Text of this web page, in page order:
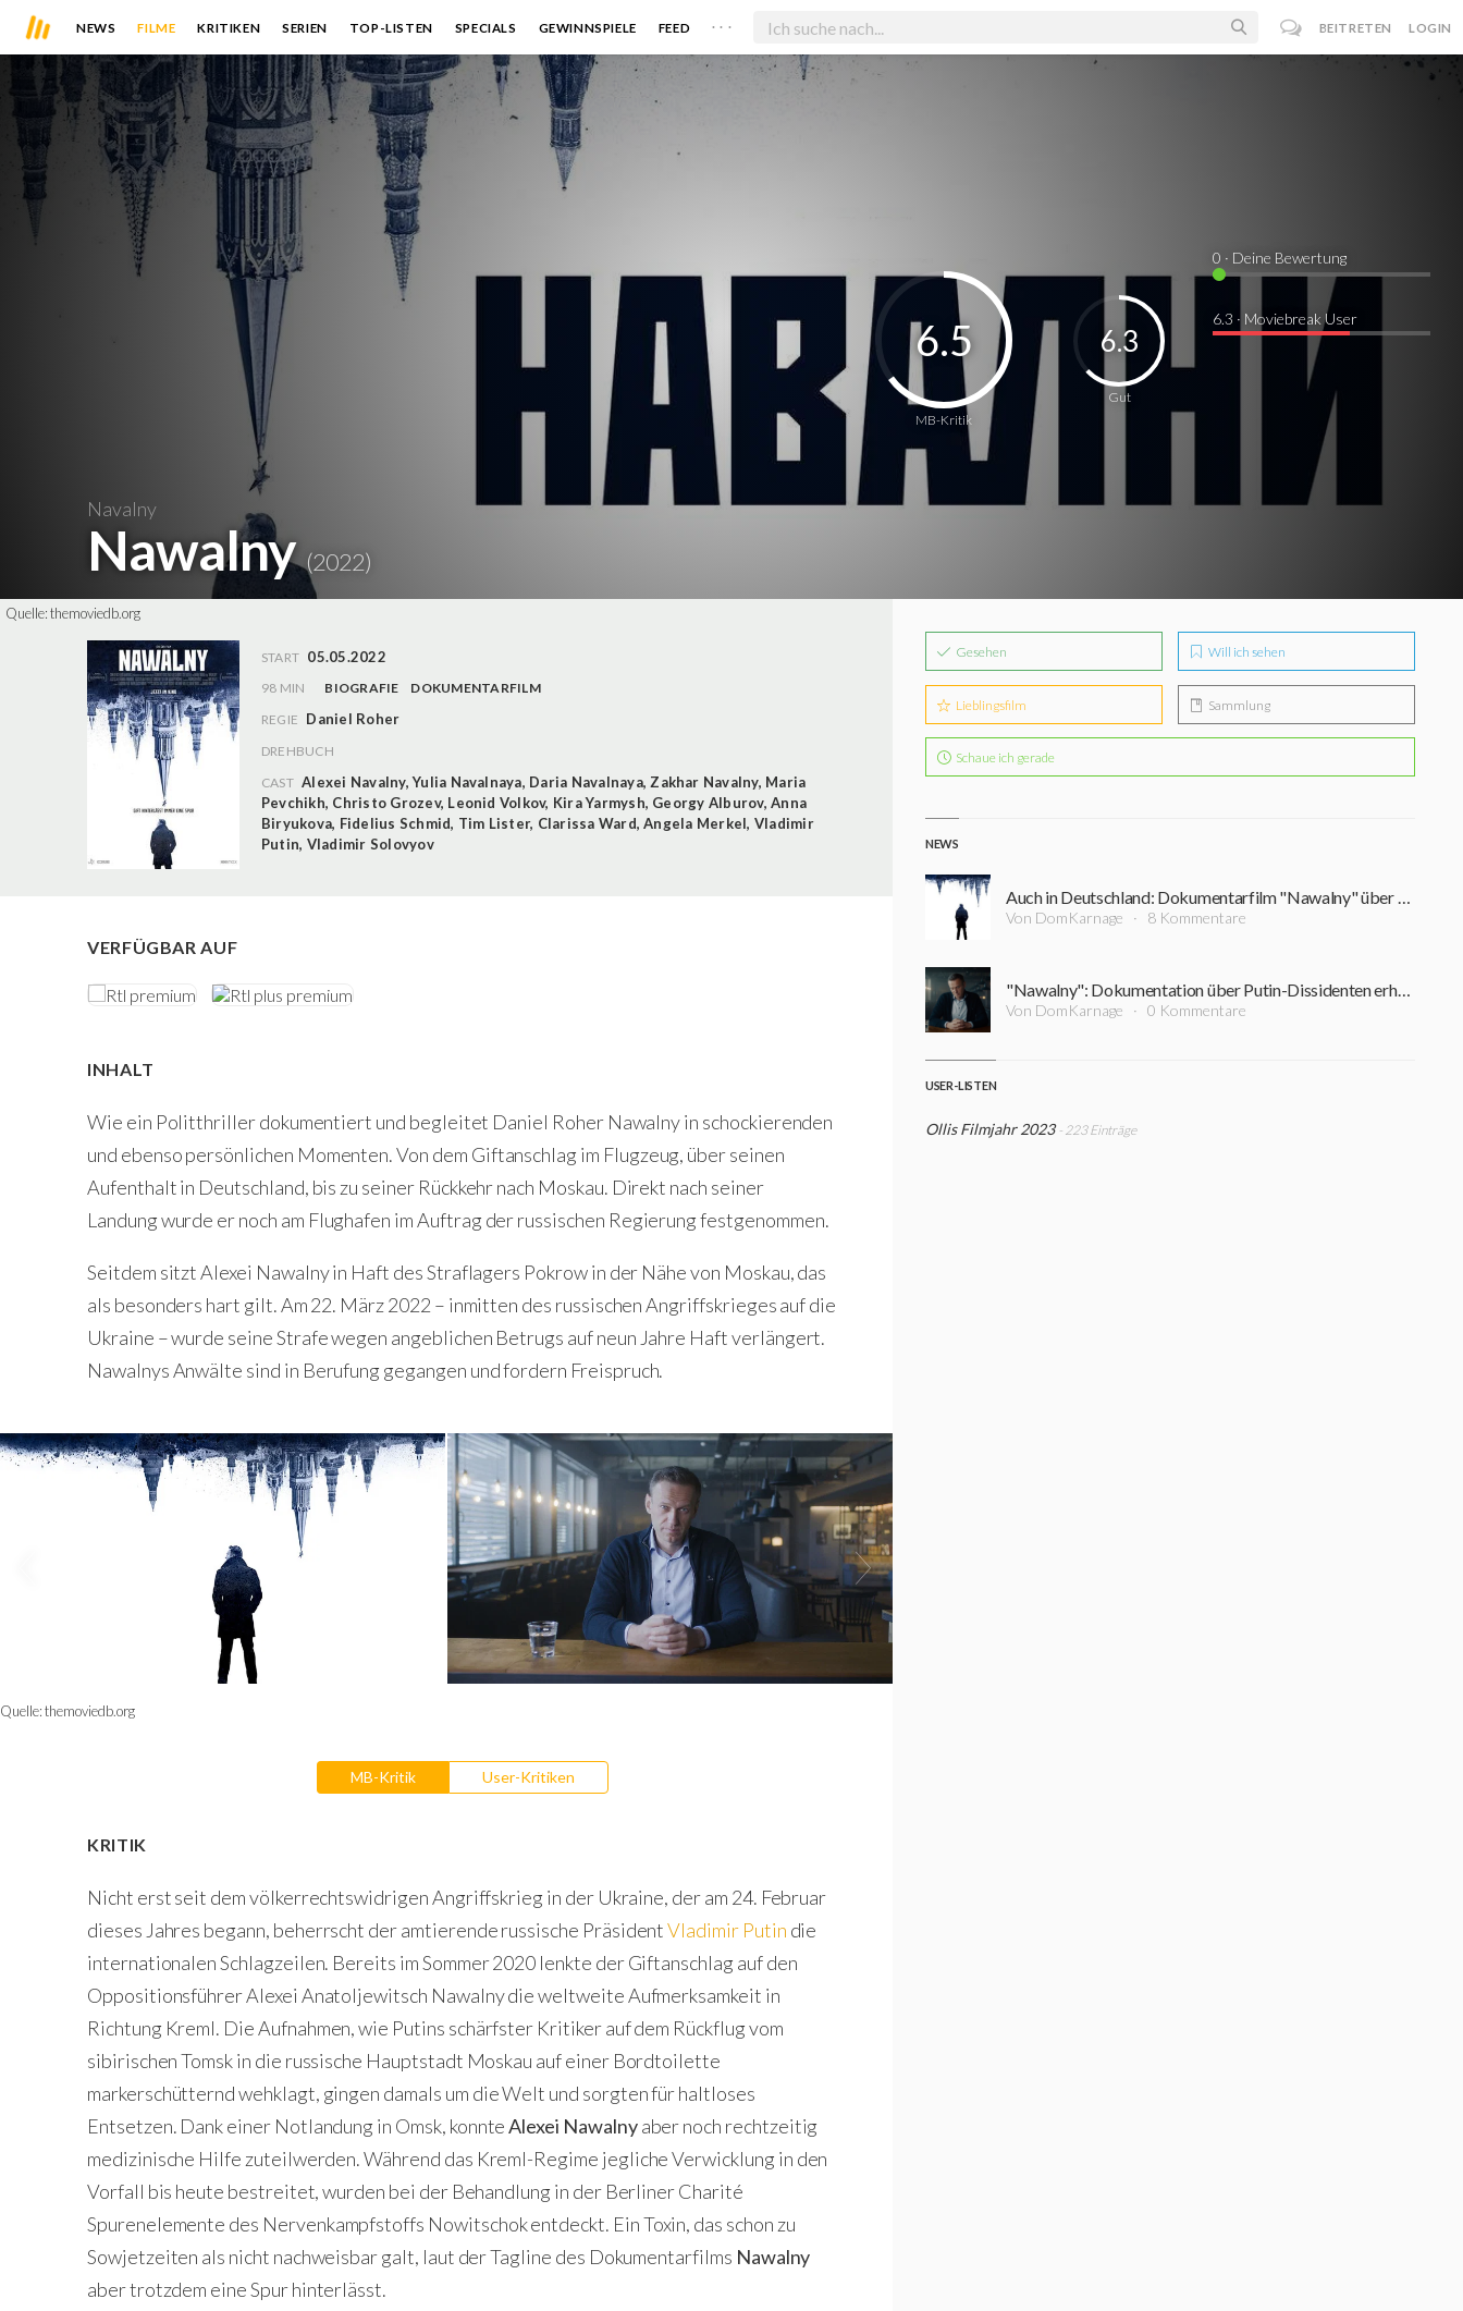
NEWS FILME KRITIKEN SERIEN TOP-LISTEN SPECIALS GEWINNSPIELE FEED . . . BEITRETEN LOGIN
Navalny
Nawalny(2022)
MB-Kritik
6.5
Gut
6.3
0 · Deine Bewertung
6.3 · Moviebreak User
Quelle:themoviedb.org
START 05.05.2022
98 MIN BIOGRAFIE
DOKUMENTARFILM
REGIE Daniel Roher
DREHBUCH
CAST Alexei Navalny,Yulia Navalnaya, Daria Navalnaya, Zakhar Navalny, Maria
Pevchikh, Christo Grozev, Leonid Volkov, Kira Yarmysh, Georgy Alburov,Anna
Biryukova, Fidelius Schmid, Tim Lister, Clarissa Ward,Angela Merkel, Vladimir
Putin, Vladimir Solovyov
VERFÜGBAR AUF
INHALT
Wie ein Politthriller dokumentiert und begleitet Daniel Roher Nawalny in schockierenden
und ebenso persönlichen Momenten. Von dem Giftanschlag im Flugzeug, über seinen
Aufenthalt in Deutschland, bis zu seiner Rückkehr nach Moskau. Direkt nach seiner
Landung wurde er noch am Flughafen im Auftrag der russischen Regierung festgenommen.
Seitdem sitzt Alexei Nawalny in Haft des Straflagers Pokrow in der Nähe von Moskau, das
als besonders hart gilt. Am 22. März 2022 – inmitten des russischen Angriffskrieges auf die
Ukraine – wurde seine Strafe wegen angeblichen Betrugs auf neun Jahre Haft verlängert.
Nawalnys Anwälte sind in Berufung gegangen und fordern Freispruch.
Quelle:themoviedb.org
MB-Kritik User-Kritiken
KRITIK
Nicht erst seit dem völkerrechtswidrigen Angriffskrieg in der Ukraine, der am 24. Februar
dieses Jahres begann, beherrscht der amtierende russische PräsidentVladimir Putin die
internationalen Schlagzeilen. Bereits im Sommer 2020 lenkte der Giftanschlag auf den
Oppositionsführer Alexei Anatoljewitsch Nawalny die weltweite Aufmerksamkeit in
Richtung Kreml. Die Aufnahmen, wie Putins schärfster Kritiker auf dem Rückflug vom
sibirischen Tomsk in die russische Hauptstadt Moskau auf einer Bordtoilette
markerschütternd wehklagt, gingen damals um die Welt und sorgten für haltloses
Entsetzen. Dank einer Notlandung in Omsk, konnteAlexei Nawalnyaber noch rechtzeitig
medizinische Hilfe zuteilwerden. Während das Kreml-Regime jegliche Verwicklung in den
Vorfall bis heute bestreitet, wurden bei der Behandlung in der Berliner Charité
Spurenelemente des Nervenkampfstoffs Nowitschok entdeckt. Ein Toxin, das schon zu
Sowjetzeiten als nicht nachweisbar galt, laut der Tagline des Dokumentarfilms Nawalny
aber trotzdem eine Spur hinterlässt.
Gesehen Will ich sehen
Lieblingsfilm Sammlung
Schaue ich gerade
NEWS
Von DomKarnage 8 Kommentare
"Nawalny": Dokumentation über Putin-Dissidenten erhält US-Kinorelease
Von DomKarnage 0 Kommentare
USER-LISTEN
Ollis Filmjahr 2023 - 223 Einträge